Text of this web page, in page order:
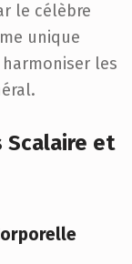
le célèbre
unique
les
Scalaire et